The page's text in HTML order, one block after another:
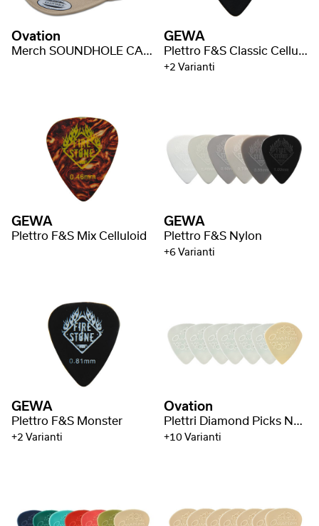
Ovation
Merch SOUNDHOLE CAP M-MD-C-SH
GEWA
Plettro F&S Classic Celluloid
+2 Varianti
GEWA
Plettro F&S Mix Celluloid
GEWA
Plettro F&S Nylon
+6 Varianti
GEWA
Plettro F&S Monster
+2 Varianti
Ovation
Plettri Diamond Picks Nylon Standard 351
+10 Varianti